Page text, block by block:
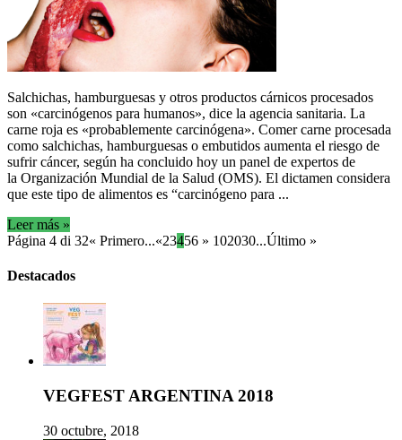
Salchichas, hamburguesas y otros productos cárnicos procesados
son «carcinógenos para humanos», dice la agencia sanitaria. La
carne roja es «probablemente carcinógena». Comer carne procesada
como salchichas, hamburguesas o embutidos aumenta el riesgo de
sufrir cáncer, según ha concluido hoy un panel de expertos de
la Organización Mundial de la Salud (OMS). El dictamen considera
que este tipo de alimentos es “carcinógeno para ...
Leer más »
Página 4 di 32« Primero...«23456 » 102030...Último »
Destacados
VEGFEST ARGENTINA 2018
30 octubre, 2018